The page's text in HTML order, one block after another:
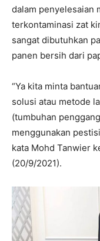
dalam penyelesaian
terkontaminasi zat
sangat dibutuhkan
panen bersih dari
“Ya kita minta
solusi atau metode
(tumbuhan
menggunakan
kata Mohd Tanwier
(20/9/2021).